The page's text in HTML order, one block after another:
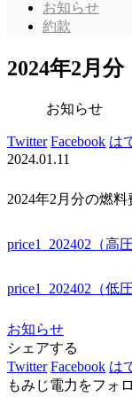
お知らせ
約款
2024年2月
お知らせ
Twitter Facebook は
2024.01.11
2024年2月分の燃
price1_202402（高圧
price1_202402（低圧
お知らせ
シェアする
Twitter Facebook は
もみじ電力をフォ